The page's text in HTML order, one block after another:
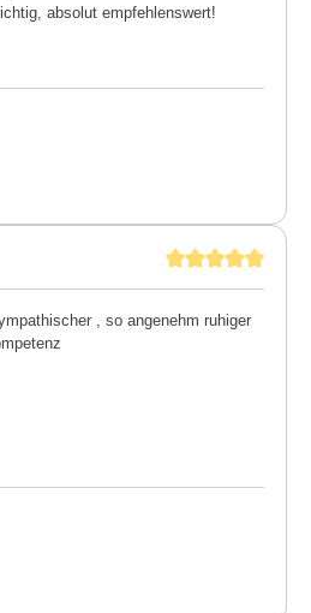
absolut empfehlenswert!
, so angenehm ruhiger